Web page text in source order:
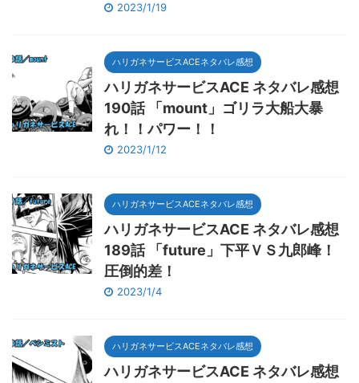
2023/1/19
ハリガネサービスACEネタバレ感想
ハリガネサービスACE ネタバレ感想
190話 「mount」ゴリラ大船大暴
れ！！パワー！！
2023/1/12
ハリガネサービスACEネタバレ感想
ハリガネサービスACE ネタバレ感想
189話 「future」下平ＶＳ九郎峰！
圧倒的差！
2023/1/4
ハリガネサービスACEネタバレ感想
ハリガネサービスACE ネタバレ感想